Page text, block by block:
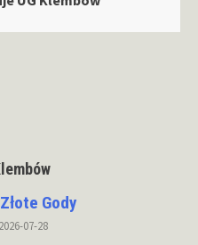
Gody
07-28